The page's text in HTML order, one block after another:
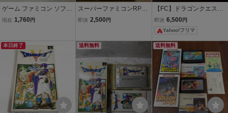
ゲーム ファミコン ソフト
ドラゴンクエストII 悪霊の
現在 1,760 円
スーパーファミコンRPG7
作品まとめ売り！ファイ
なし 動作確認済 送料
即決 2,500 円
【FC】ドラゴンクエスト
ファミコンソフト 箱説明
書付き
即決 6,500 円
Yahoo!フリマ
本日終了 送料無料 送料無料